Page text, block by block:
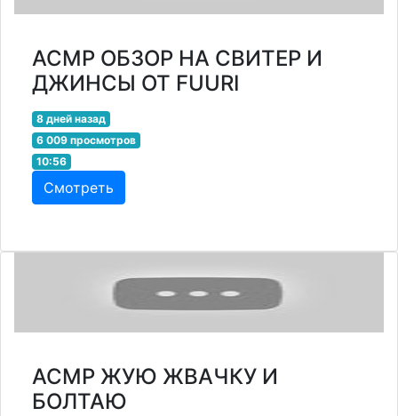
АСМР ОБЗОР НА СВИТЕР И
ДЖИНСЫ ОТ FUURI
8 дней назад
6 009 просмотров
10:56
Смотреть
АСМР ЖУЮ ЖВАЧКУ И
БОЛТАЮ